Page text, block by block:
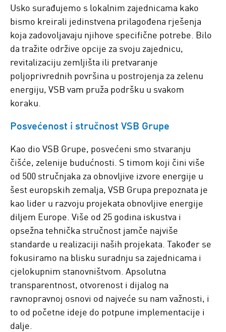
Usko surađujemo s lokalnim zajednicama kako
bismo kreirali jedinstvena prilagođena rješenja
koja zadovoljavaju njihove specifične potrebe. Bilo
da tražite održive opcije za svoju zajednicu,
revitalizaciju zemljišta ili pretvaranje
poljoprivrednih površina u postrojenja za zelenu
energiju, VSB vam pruža podršku u svakom
koraku.
Posvećenost i stručnost VSB Grupe
Kao dio VSB Grupe, posvećeni smo stvaranju
čišće, zelenije budućnosti. S timom koji čini više
od 500 stručnjaka za obnovljive izvore energije u
šest europskih zemalja, VSB Grupa prepoznata je
kao lider u razvoju projekata obnovljive energije
diljem Europe. Više od 25 godina iskustva i
opsežna tehnička stručnost jamče najviše
standarde u realizaciji naših projekata. Također se
fokusiramo na blisku suradnju sa zajednicama i
cjelokupnim stanovništvom. Apsolutna
transparentnost, otvorenost i dijalog na
ravnopravnoj osnovi od najveće su nam važnosti, i
to od početne ideje do potpune implementacije i
dalje.